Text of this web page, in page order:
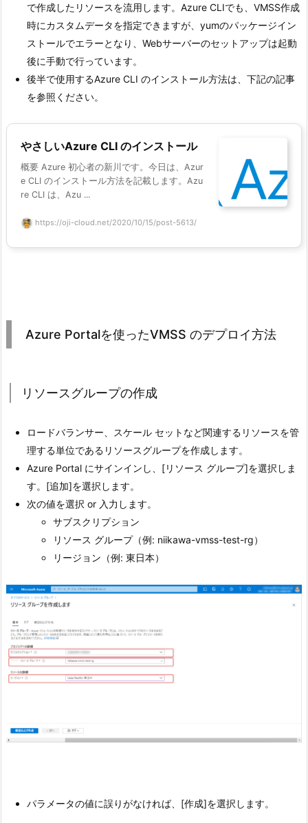
で作成したリソースを流用します。Azure CLIでも、VMSS作成
時にカスタムデータを指定できますが、yumのパッケージイン
ストールでエラーとなり、Webサーバーのセットアップは起動
後に手動で行っています。
後半で使用するAzure CLI のインストール方法は、下記の記事
を参照ください。
やさしいAzure CLI のインストール
概要 Azure 初心者の新川です。今日は、Azur
e CLI のインストール方法を記載します。Azu
re CLI は、Azu ...
https://oji-cloud.net/2020/10/15/post-5613/
Azure Portalを使ったVMSS のデプロイ方法
リソースグループの作成
ロードバランサー、スケール セットなど関連するリソースを管
理する単位であるリソースグループを作成します。
Azure Portal にサインインし、[リソース グループ]を選択しま
す。[追加]を選択します。
次の値を選択 or 入力します。
サブスクリプション
リソース グループ（例: niikawa-vmss-test-rg）
リージョン（例: 東日本）
パラメータの値に誤りがなければ、[作成]を選択します。